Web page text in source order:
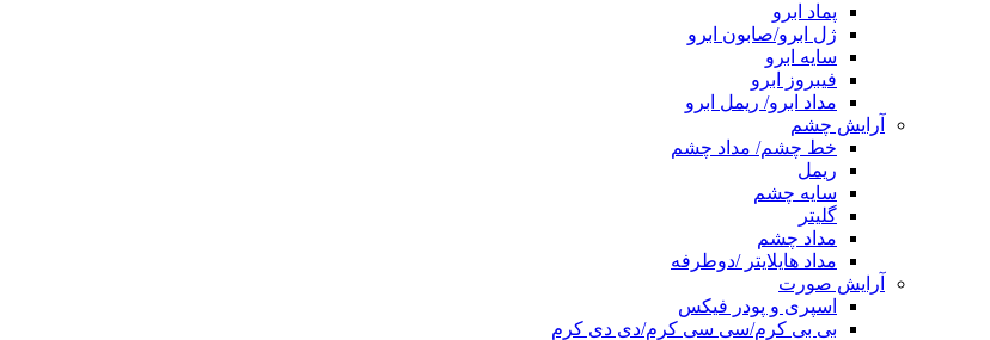
پماد ابرو
ژل ابرو/صابون ابرو
سایه ابرو
فیبروز ابرو
مداد ابرو/ ریمل ابرو
آرایش چشم
خط چشم/ مداد چشم
ریمل
سایه چشم
گلیتر
مداد چشم
مداد هایلایتر /دوطرفه
آرایش صورت
اسپری و پودر فیکس
بی بی کرم/سی سی کرم/دی دی کرم